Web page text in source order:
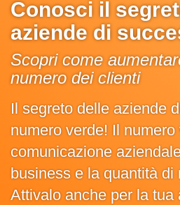
Conosci il
aziende di
Scopri come
numero dei clienti
Il segreto delle aziende
numero verde! Il
comunicazione
business e la quantità di
Attivalo anche per la tua